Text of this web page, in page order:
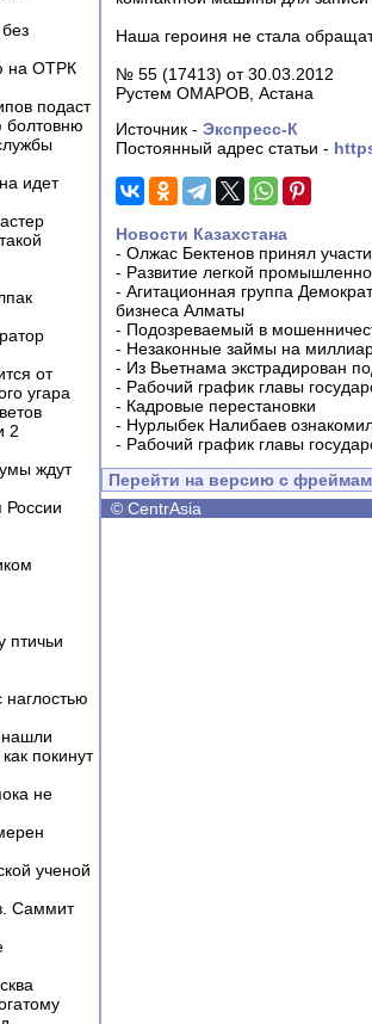
на ОТРК
подаст
болтовню
идет
от
угара
2
ждут
России
птичьи
покинут
не
ученой
Саммит
Наша героиня не стала
№ 55 (17413) от 30.03.2012
Рустем ОМАРОВ, Астана
Источник - Экспресс-К
Постоянный адрес статьи -
Новости Казахстана
- Олжас Бектенов принял
- Развитие легкой
- Агитационная группа
бизнеса Алматы
- Подозреваемый в
- Незаконные займы на
- Из Вьетнама экстрадирован
- Рабочий график главы
- Кадровые перестановки
- Нурлыбек Налибаев
- Рабочий график главы
Перейти на версию с
© CentrAsia